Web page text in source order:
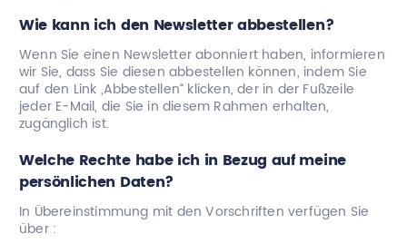
Wie kann ich den Newsletter abbestellen?
Wenn Sie einen Newsletter abonniert haben, informieren
wir Sie, dass Sie diesen abbestellen können, indem Sie
auf den Link „Abbestellen“ klicken, der in der Fußzeile
jeder E-Mail, die Sie in diesem Rahmen erhalten,
zugänglich ist.
Welche Rechte habe ich in Bezug auf meine
persönlichen Daten?
In Übereinstimmung mit den Vorschriften verfügen Sie
über :